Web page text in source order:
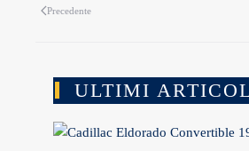
Precedente
ULTIMI